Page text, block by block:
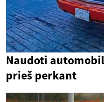
Naudoti
prieš perkant